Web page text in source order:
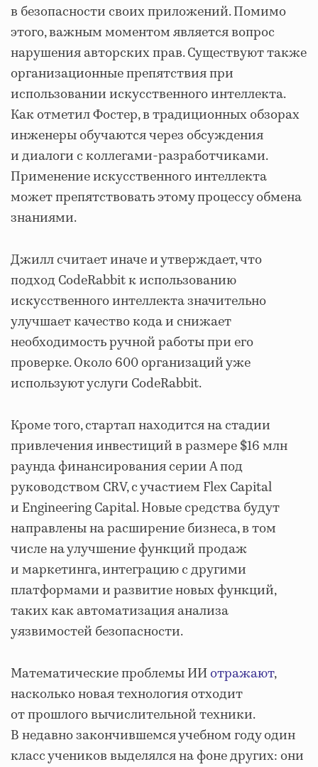
в безопасности своих приложений. Помимо
этого, важным моментом является вопрос
нарушения авторских прав. Существуют также
организационные препятствия при
использовании искусственного интеллекта.
Как отметил Фостер, в традиционных обзорах
инженеры обучаются через обсуждения
и диалоги с коллегами-разработчиками.
Применение искусственного интеллекта
может препятствовать этому процессу обмена
знаниями.
Джилл считает иначе и утверждает, что
подход CodeRabbit к использованию
искусственного интеллекта значительно
улучшает качество кода и снижает
необходимость ручной работы при его
проверке. Около 600 организаций уже
используют услуги CodeRabbit.
Кроме того, стартап находится на стадии
привлечения инвестиций в размере $16 млн
раунда финансирования серии A под
руководством CRV, с участием Flex Capital
и Engineering Capital. Новые средства будут
направлены на расширение бизнеса, в том
числе на улучшение функций продаж
и маркетинга, интеграцию с другими
платформами и развитие новых функций,
таких как автоматизация анализа
уязвимостей безопасности.
Математические проблемы ИИотражают,
насколько новая технология отходит
от прошлого вычислительной техники.
В недавно закончившемся учебном году один
класс учеников выделялся на фоне других: они